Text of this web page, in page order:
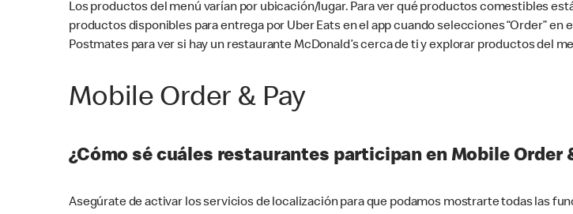
Los productos del menú varían por ubicación/lugar. Para ver qué productos comestibles
productos disponibles para entrega por Uber Eats en el app cuando selecciones “Order”
Postmates para ver si hay un restaurante McDonald’s cerca de ti y explorar productos del
Mobile Order & Pay
¿Cómo sé cuáles restaurantes participan en Mobile Order
Asegúrate de activar los servicios de localización para que podamos mostrarte todas las